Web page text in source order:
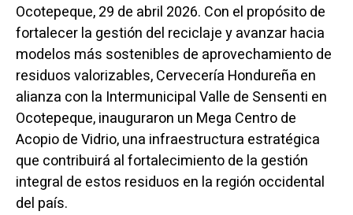
Ocotepeque, 29 de abril 2026. Con el propósito de
fortalecer la gestión del reciclaje y avanzar hacia
modelos más sostenibles de aprovechamiento de
residuos valorizables, Cervecería Hondureña en
alianza con la Intermunicipal Valle de Sensenti en
Ocotepeque, inauguraron un Mega Centro de
Acopio de Vidrio, una infraestructura estratégica
que contribuirá al fortalecimiento de la gestión
integral de estos residuos en la región occidental
del país.